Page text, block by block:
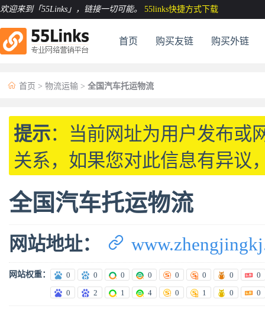
欢迎来到「55Links」 ，链接一切可能。 55links快捷方式下载
首页 购买友链 购买外链
 首页 > 物流运输 > 全国汽车托运物流
提示：当前网址为用户发布或
关系，如果您对此信息有异议
全国汽车托运物流
网站地址： 
网站权重： 0 0 0 0 0 0 0
0
0
2 1 4 0 1 0 0